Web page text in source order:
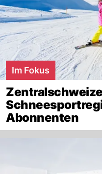
Im Fokus
Abonnenten